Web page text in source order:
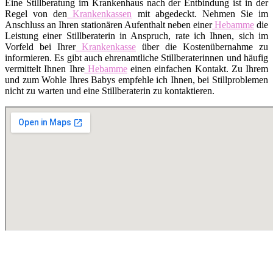
Eine Stillberatung im Krankenhaus nach der Entbindung ist in der
Regel von den Krankenkassen mit abgedeckt. Nehmen Sie im
Anschluss an Ihren stationären Aufenthalt neben einerHebamme die
Leistung einer Stillberaterin in Anspruch, rate ich Ihnen, sich im
Vorfeld bei IhrerKrankenkasse über die Kostenübernahme zu
informieren. Es gibt auch ehrenamtliche Stillberaterinnen und häufig
vermittelt Ihnen IhreHebammeeinen einfachen Kontakt. Zu Ihrem
und zum Wohle Ihres Babys empfehle ich Ihnen, bei Stillproblemen
nicht zu warten und eine Stillberaterin zu kontaktieren.